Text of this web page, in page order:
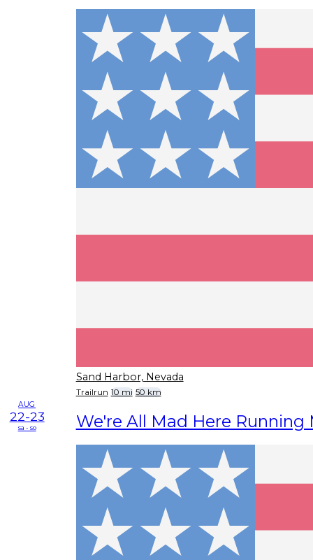
Sand Harbor, Nevada
Trailrun 10 mi 50 km
AUG
22-23
sa - so We're All Mad Here Running